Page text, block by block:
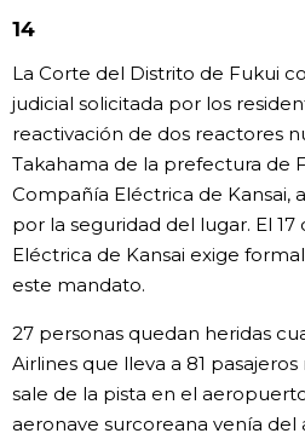
14
La Corte del Distrito de Fukui
judicial solicitada por los
reactivación de dos reactores
Takahama de la prefectura de
Compañía Eléctrica de Kansai,
por la seguridad del lugar. El
Eléctrica de Kansai exige
este mandato.
27 personas quedan heridas
Airlines que lleva a 81
sale de la pista en el
aeronave surcoreana venía